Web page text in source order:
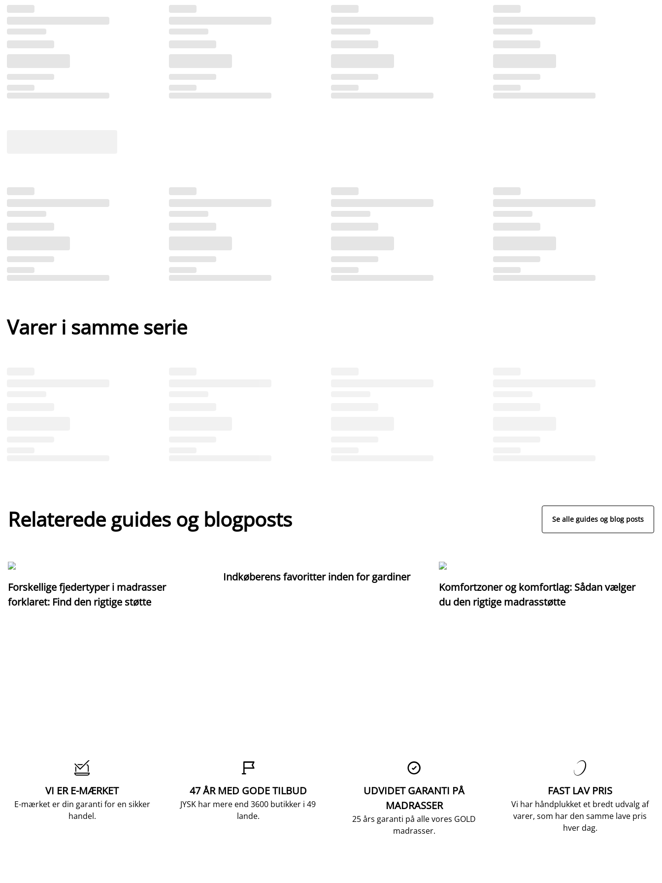
Varer i samme serie
Relaterede guides og blogposts Se alle guides og blog posts
Forskellige fjedertyper i madrasser
forklaret: Find den rigtige støtte
Indkøberens favoritter inden for gardiner
Komfortzoner og komfortlag: Sådan vælger
du den rigtige madrasstøtte

VI ER E-MÆRKET
E-mærket er din garanti for en sikker
handel.

47 ÅR MED GODE TILBUD
JYSK har mere end 3600 butikker i 49
lande.

UDVIDET GARANTI PÅ
MADRASSER
25 års garanti på alle vores GOLD
madrasser.

FAST LAV PRIS
Vi har håndplukket et bredt udvalg af
varer, som har den samme lave pris
hver dag.